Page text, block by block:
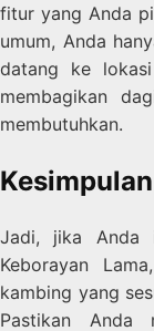
fitur yang Anda
umum, Anda
datang ke
membagikan
membutuhkan.
Kesimpulan
Jadi, jika Anda
Keborayan
kambing yang
Pastikan Anda